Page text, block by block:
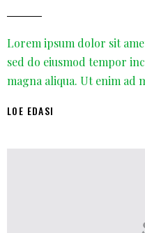
Lorem ipsum dolor sit
sed do eiusmod tempor
magna aliqua. Ut enim ad
LOE EDASI